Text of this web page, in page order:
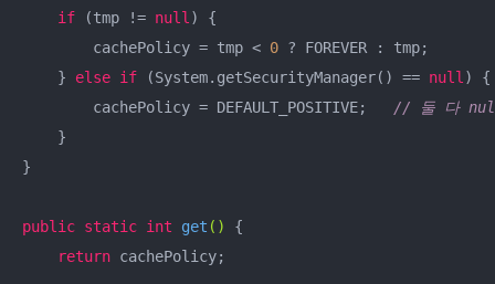
if (tmp != null ) {
        cachePolicy = tmp <
0 ? FOREVER : tmp;
    }
else if (System.getSecurityManager() == null ) {
        cachePolicy = DEFAULT_POSITIVE;
// 둘 다
    }
}
public static int get ()
{
return cachePolicy;